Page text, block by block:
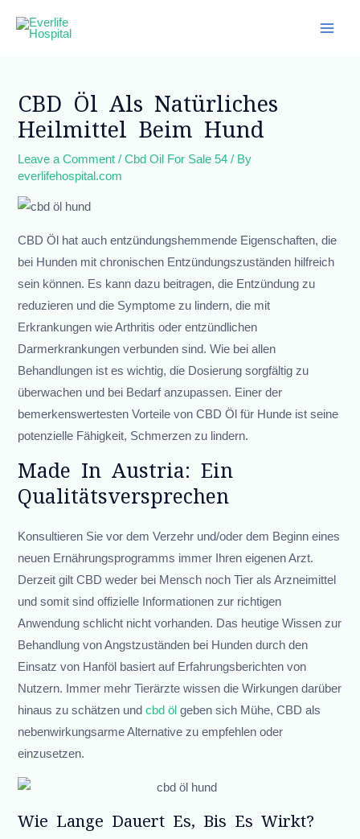
CBD Öl Als Natürliches
Heilmittel Beim Hund
Leave a Comment /Cbd Oil For Sale 54 / By
everlifehospital.com
CBD Öl hat auch entzündungshemmende Eigenschaften, die
bei Hunden mit chronischen Entzündungszuständen hilfreich
sein können. Es kann dazu beitragen, die Entzündung zu
reduzieren und die Symptome zu lindern, die mit
Erkrankungen wie Arthritis oder entzündlichen
Darmerkrankungen verbunden sind. Wie bei allen
Behandlungen ist es wichtig, die Dosierung sorgfältig zu
überwachen und bei Bedarf anzupassen. Einer der
bemerkenswertesten Vorteile von CBD Öl für Hunde ist seine
potenzielle Fähigkeit, Schmerzen zu lindern.
Made In Austria: Ein
Qualitätsversprechen
Konsultieren Sie vor dem Verzehr und/oder dem Beginn eines
neuen Ernährungsprogramms immer Ihren eigenen Arzt.
Derzeit gilt CBD weder bei Mensch noch Tier als Arzneimittel
und somit sind offizielle Informationen zur richtigen
Anwendung schlicht nicht vorhanden. Das heutige Wissen zur
Behandlung von Angstzuständen bei Hunden durch den
Einsatz von Hanföl basiert auf Erfahrungsberichten von
Nutzern. Immer mehr Tierärzte wissen die Wirkungen darüber
hinaus zu schätzen undcbd öl geben sich Mühe, CBD als
nebenwirkungsarme Alternative zu empfehlen oder
einzusetzen.
Wie Lange Dauert Es, Bis Es Wirkt?